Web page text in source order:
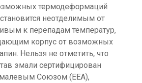
термодеформаций
неотделимым от
к перепадам температур,
корпус от возможных
Нельзя не отметить, что
эмали сертифицирован
Союзом (EEA),